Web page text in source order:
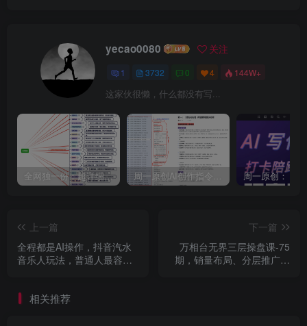
yecao0080 关注
1 3732 0 4 144W+
这家伙很懒，什么都没有写...
全网独一份：超详细的40+个自媒体赛道领域解析手册，让你的内容创作不再局限！ 周一原创AI创作指令词：30+个领域赛道的创作提示词集合
上一篇
全程都是AI操作，抖音汽水
音乐人玩法，普通人最容易
下一篇
万相台无界三层操盘课-75
期，销量布局、分层推广、
相关推荐